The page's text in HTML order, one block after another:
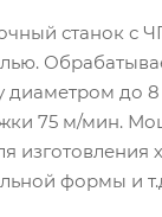
станок с
диаметром до
75 м/мин.
изготовления
формы и